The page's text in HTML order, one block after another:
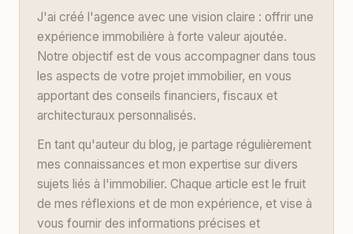
J'ai créé l'agence avec une vision claire : offrir une
expérience immobilière à forte valeur ajoutée.
Notre objectif est de vous accompagner dans tous
les aspects de votre projet immobilier, en vous
apportant des conseils financiers, fiscaux et
architecturaux personnalisés.
En tant qu'auteur du blog, je partage régulièrement
mes connaissances et mon expertise sur divers
sujets liés à l'immobilier. Chaque article est le fruit
de mes réflexions et de mon expérience, et vise à
vous fournir des informations précises et